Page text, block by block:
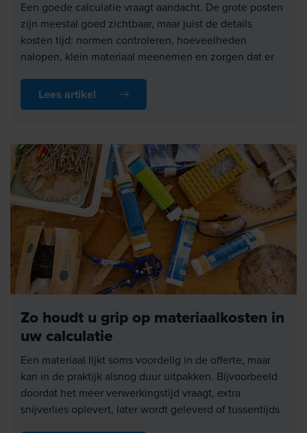
Een goede calculatie vraagt aandacht. De grote posten
zijn meestal goed zichtbaar, maar juist de details
kosten tijd: normen controleren, hoeveelheden
nalopen, klein materiaal meenemen en zorgen dat er
Zeker bij nieuwe werkzaamheden voelt dat omslachtig.
Met de combi-module van 2Jours werkt u sneller en
consistenter, zonder de controle over uw calculatie te
verliezen. Dat begint bij minder losse regels en een
slimmere manier van opbouwen.
Lees artikel
Zo houdt u grip op materiaalkosten in
uw calculatie
Een materiaal lijkt soms voordelig in de offerte, maar
kan in de praktijk alsnog duur uitpakken. Bijvoorbeeld
doordat het meer verwerkingstijd vraagt, extra
snijverlies oplevert, later wordt geleverd of tussentijds